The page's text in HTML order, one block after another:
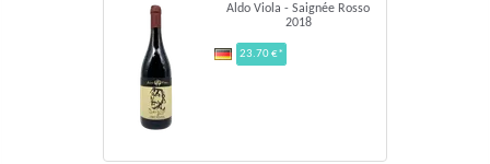
Aldo Viola - Saignée Rosso
2018
23.70 €*